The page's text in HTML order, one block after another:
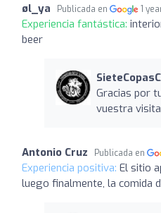
øl_ya Publicada en 1
Experiencia fantástica:
beer
Gracias por
vuestra
Antonio Cruz Publicada en
Experiencia positiva: El sitio
luego finalmente, la comida